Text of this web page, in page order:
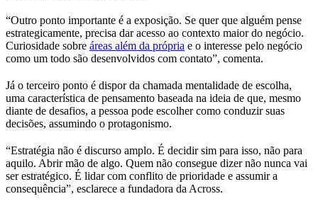
“Outro ponto importante é a exposição. Se quer que alguém pense
estrategicamente, precisa dar acesso ao contexto maior do negócio.
Curiosidade sobre áreas além da própria e o interesse pelo negócio
como um todo são desenvolvidos com contato”, comenta.
Já o terceiro ponto é dispor da chamada mentalidade de escolha,
uma característica de pensamento baseada na ideia de que, mesmo
diante de desafios, a pessoa pode escolher como conduzir suas
decisões, assumindo o protagonismo.
“Estratégia não é discurso amplo. É decidir sim para isso, não para
aquilo. Abrir mão de algo. Quem não consegue dizer não nunca vai
ser estratégico. É lidar com conflito de prioridade e assumir a
consequência”, esclarece a fundadora da Across.